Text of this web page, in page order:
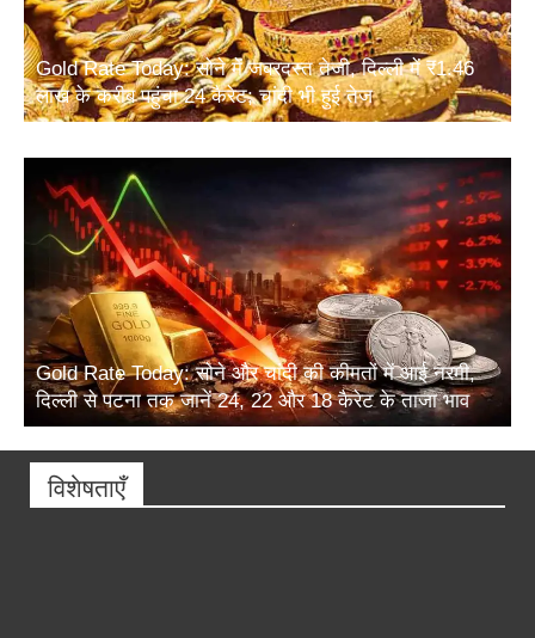
Gold Rate Today: सोने में जबरदस्त तेजी, दिल्ली में ₹1.46
लाख के करीब पहुंचा 24 कैरेट; चांदी भी हुई तेज
Gold Rate Today: सोने और चांदी की कीमतों में आई नरमी,
दिल्ली से पटना तक जानें 24, 22 और 18 कैरेट के ताजा भाव
विशेषताएँ